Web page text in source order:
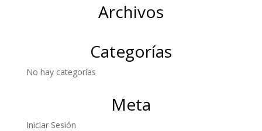
Archivos
Categorías
No hay categorías
Meta
Iniciar Sesión